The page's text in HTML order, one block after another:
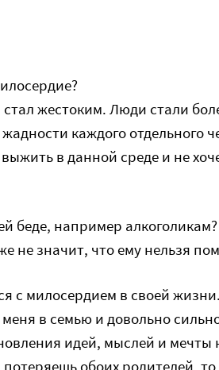
жестоким. Люди стали
каждого отдельного
в данной среде и не
беде, например алкоголикам?
не значит, что ему нельзя
с милосердием в своей жизни.
в семью и довольно
идей, мыслей и мечты
обоих родителей, то